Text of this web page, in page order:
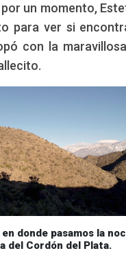
un momento,
para ver si
con la
donde pasamos la
del Cordón del Plata.